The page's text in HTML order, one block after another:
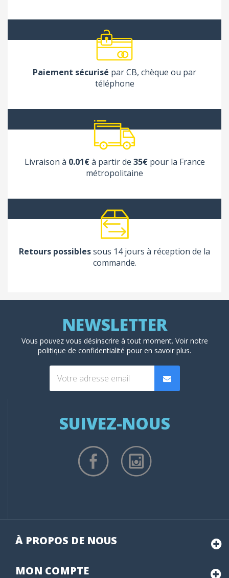
Paiement sécurisé par CB, chèque ou par
téléphone
Livraison à 0.01€à partir de 35€pour la France
métropolitaine
Retours possiblessous 14 jours à réception de la
commande.
Vous pouvez vous désinscrire à tout moment. Voir notre
politique de confidentialité pour en savoir plus.
SUIVEZ-NOUS
À PROPOS DE NOUS
MON COMPTE